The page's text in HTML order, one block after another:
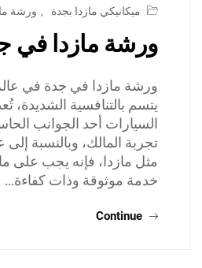
ميكانيكي مازدا بجدة
, ورشة
ورشة مازدا في
ورشة مازدا في جدة في
يتسم بالتنافسية
السيارات أحد الجوانب
تجربة المالك، وبالنسبة إلى
مثل مازدا، فإنه يجب على
خدمة موثوقة وذات كفاءة…
Continue